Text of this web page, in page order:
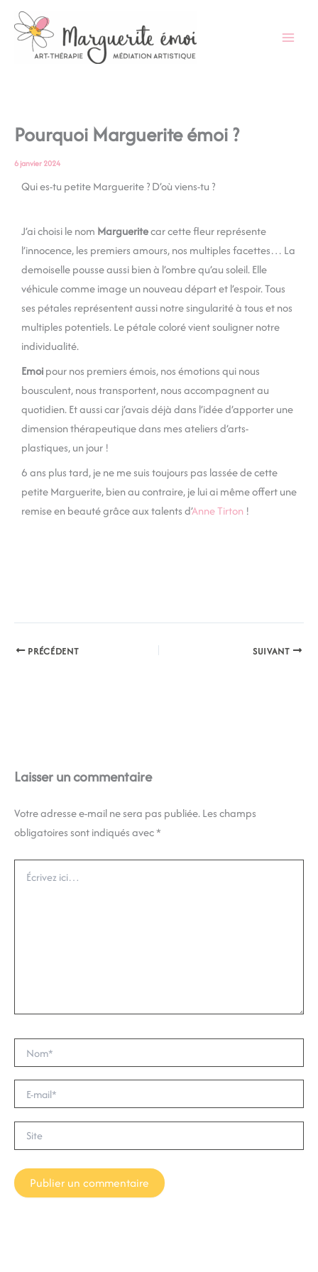
contenu
Pourquoi Marguerite émoi ?
6 janvier 2024
Qui es-tu petite Marguerite ? D’où viens-tu ?
J’ai choisi le nom Margueritecar cette fleur représente
l’innocence, les premiers amours, nos multiples facettes… La
demoiselle pousse aussi bien à l’ombre qu’au soleil. Elle
véhicule comme image un nouveau départ et l’espoir. Tous
ses pétales représentent aussi notre singularité à tous et nos
multiples potentiels. Le pétale coloré vient souligner notre
individualité.
Emoipour nos premiers émois, nos émotions qui nous
bousculent, nous transportent, nous accompagnent au
quotidien. Et aussi car j’avais déjà dans l’idée d’apporter une
dimension thérapeutique dans mes ateliers d’arts-
plastiques, un jour !
6 ans plus tard, je ne me suis toujours pas lassée de cette
petite Marguerite, bien au contraire, je lui ai même offert une
remise en beauté grâce aux talents d’Anne Tirton !
PRÉCÉDENT SUIVANT
Laisser un commentaire
Votre adresse e-mail ne sera pas publiée.Les champs
obligatoires sont indiqués avec*
ici…
mail*